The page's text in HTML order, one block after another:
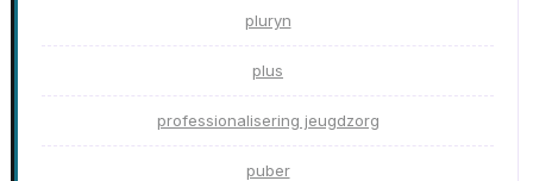
pluryn
plus
professionalisering jeugdzorg
puber